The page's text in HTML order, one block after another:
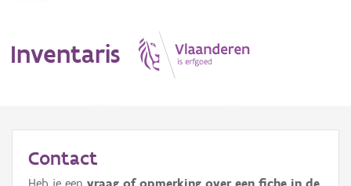
Inventaris
Contact